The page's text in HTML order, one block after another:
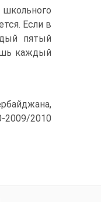
Если в
пятый
каждый
2010